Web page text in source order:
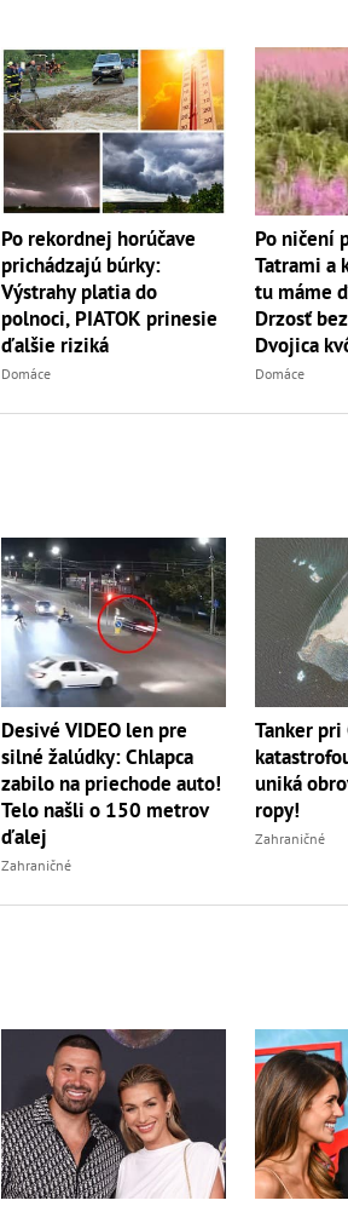
Po rekordnej horúčave
prichádzajú búrky:
Výstrahy platia do
polnoci, PIATOK prinesie
ďalšie riziká
Domáce
Po ničení
Tatrami a
tu máme
Drzosť
Dvojica
do...
Domáce
Desivé VIDEO len pre
silné žalúdky: Chlapca
zabilo na priechode auto!
Telo našli o 150 metrov
ďalej
Zahraničné
Tanker pri
uniká
ropy!
Zahraničné